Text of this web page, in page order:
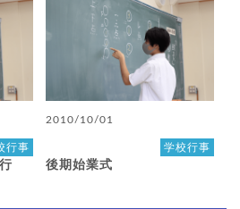
行事
2010/10/01
学校行事
後期始業式